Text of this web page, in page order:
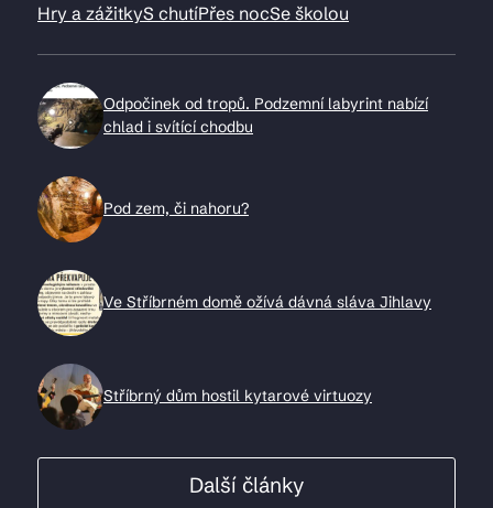
Hry a zážitkyS chutíPřes nocSe školou
Odpočinek od tropů. Podzemní labyrint nabízí
chlad i svítící chodbu
Pod zem, či nahoru?
Ve Stříbrném domě ožívá dávná sláva Jihlavy
Stříbrný dům hostil kytarové virtuozy
Další články